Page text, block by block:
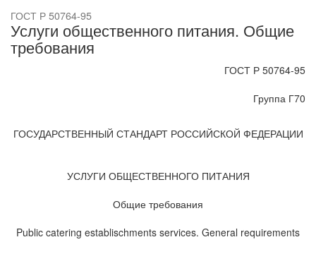
ГОСТ Р 50764-95
Услуги общественного питания. Общие
требования
ГОСТ Р 50764-95
Группа Г70
ГОСУДАРСТВЕННЫЙ СТАНДАРТ РОССИЙСКОЙ ФЕДЕРАЦИИ
УСЛУГИ ОБЩЕСТВЕННОГО ПИТАНИЯ
Общие требования
Public catering establischments services. General requirements